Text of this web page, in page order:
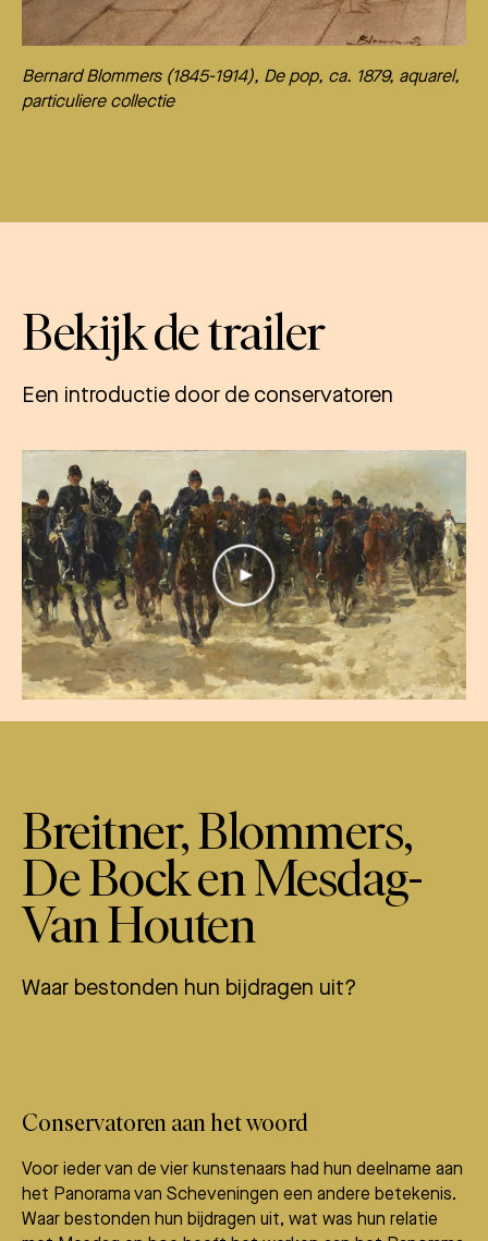
Bernard Blommers (1845-1914), De pop, ca. 1879, aquarel,
particuliere collectie
Bekijk de trailer
Een introductie door de conservatoren
Breitner, Blommers,
De Bock en Mesdag-
Van Houten
Waar bestonden hun bijdragen uit?
Conservatoren aan het woord
Voor ieder van de vier kunstenaars had hun deelname aan
het Panorama van Scheveningen een andere betekenis.
Waar bestonden hun bijdragen uit, wat was hun relatie